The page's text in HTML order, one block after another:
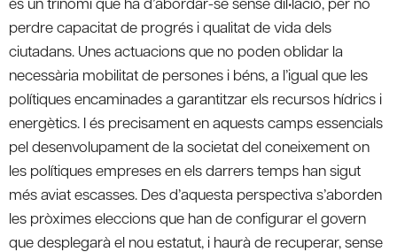
perdre capacitat de progrés i qualitat de vida dels
ciutadans. Unes actuacions que no poden oblidar la
necessària mobilitat de persones i béns, a l’igual que les
polítiques encaminades a garantitzar els recursos hídrics i
energètics. I és precisament en aquests camps essencials
pel desenvolupament de la societat del coneixement on
les polítiques empreses en els darrers temps han sigut
més aviat escasses. Des d’aquesta perspectiva s’aborden
les pròximes eleccions que han de configurar el govern
que desplegarà el nou estatut, i haurà de recuperar, sense